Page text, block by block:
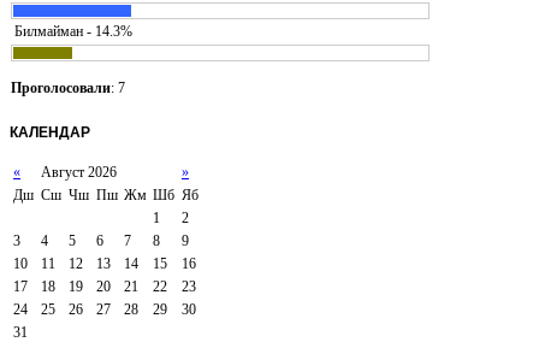
Билмайман - 14.3%
Проголосовали: 7
КАЛЕНДАР
« Август 2026
»
Дш Сш Чш Пш Жм Шб Яб
1
2
3
4 5 6 7 8
9
10
11 12 13 14 15
16
17
18 19 20 21 22
23
24
25 26 27 28 29
30
31